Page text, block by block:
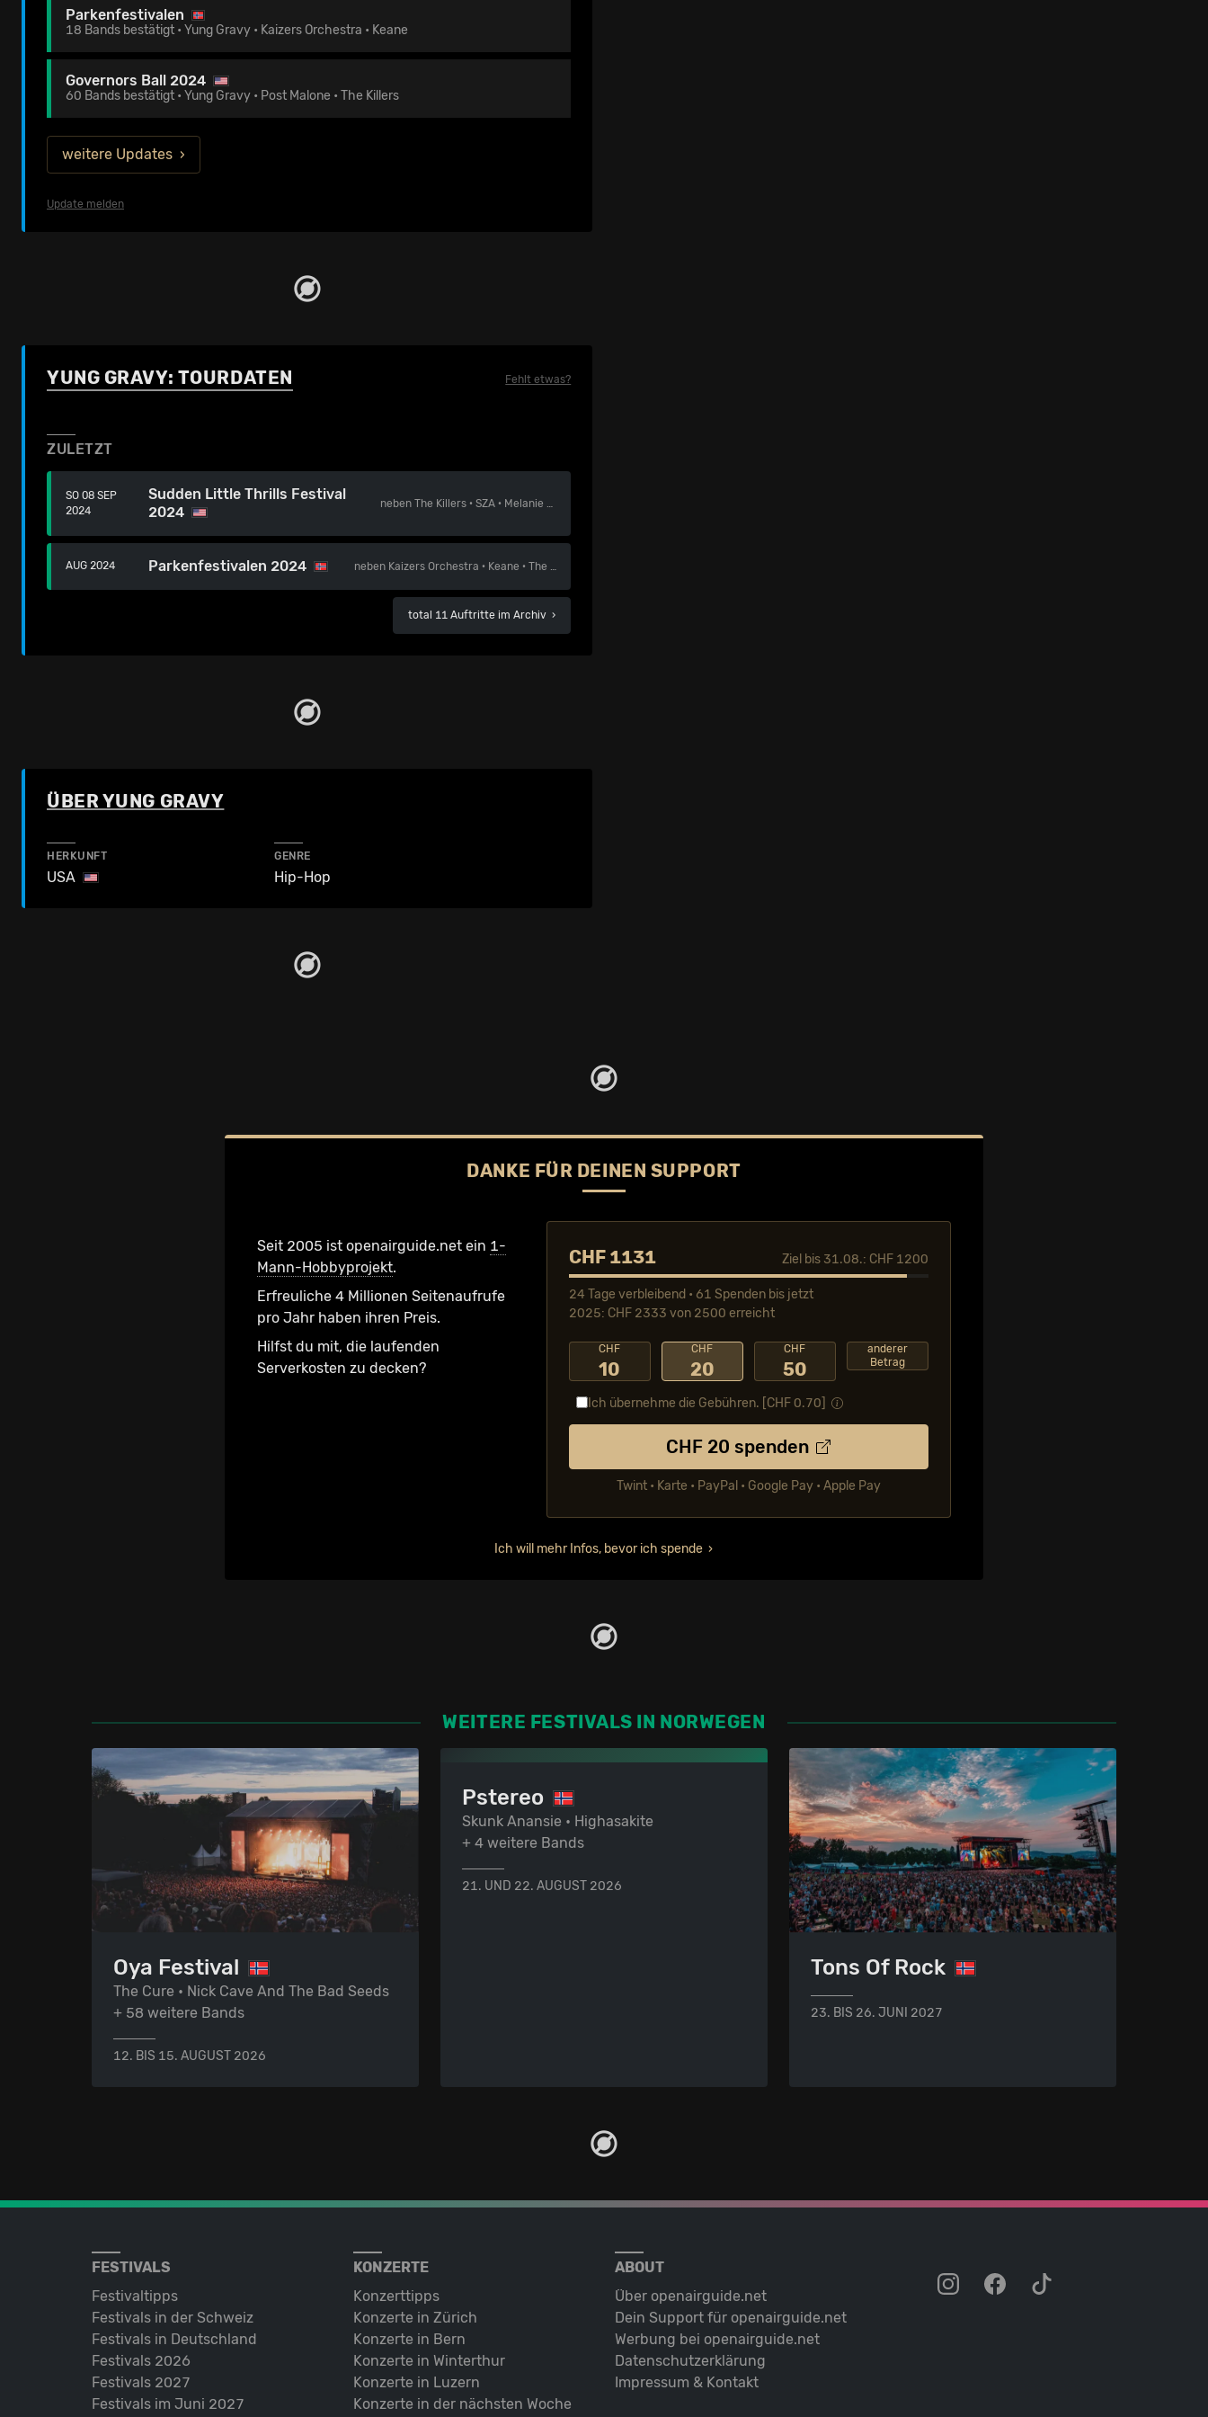
Parkenfestivalen
18 Bands bestätigt • Yung Gravy • Kaizers Orchestra • Keane
Governors Ball 2024
60 Bands bestätigt • Yung Gravy • Post Malone • The Killers
weitere Updates
Update melden
YUNG GRAVY: TOURDATEN Fehlt etwas?
ZULETZT
SO 08 SEP
2024
Sudden Little Thrills Festival
2024
neben The Killers· SZA· Melanie Martinez
AUG 2024 Parkenfestivalen 2024 neben Kaizers Orchestra · Keane ·The Cardigans
total 11 Auftritte im Archiv ›
ÜBER YUNG GRAVY
HERKUNFT
USA
GENRE
Hip-Hop
DANKE FÜR DEINEN SUPPORT
Seit 2005 ist openairguide.net ein 1-
Mann-Hobbyprojekt.
Erfreuliche 4 Millionen Seiten­aufrufe
pro Jahr haben ihren Preis.
Hilfst du mit, die laufenden
Serverkosten zu decken?
CHF 1131 Ziel bis 31.08.: CHF 1200
24 Tage verbleibend • 61 Spenden bis jetzt
2025: CHF 2333 von 2500 erreicht
CHF
10
CHF
20
CHF
50
anderer
Betrag
Ich übernehme die Gebühren. [CHF0.70
CHF 20 spenden
Twint • Karte • PayPal • Google Pay • Apple Pay
Ich will mehr Infos, bevor ich spende
WEITERE FESTIVALS IN NORWEGEN
Oya Festival
The Cure • Nick Cave And The Bad Seeds
+ 58 weitere Bands
12. BIS 15. AUGUST 2026
Pstereo
Skunk Anansie • Highasakite
+ 4 weitere Bands
21. UND 22. AUGUST 2026
Tons Of Rock
23. BIS 26. JUNI 2027
FESTIVALS
Festivaltipps
Festivals in der Schweiz
Festivals in Deutschland
Festivals 2026
Festivals 2027
Festivals im Juni 2027
KONZERTE
Konzerttipps
Konzerte in Zürich
Konzerte in Bern
Konzerte in Winterthur
Konzerte in Luzern
Konzerte in der nächsten Woche
ABOUT
Über openairguide.net
Dein Support für openairguide.net
Werbung bei openairguide.net
Datenschutz­erklärung
Impressum & Kontakt